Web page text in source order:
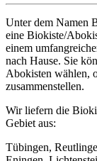
Unter dem Namen
eine Biokiste/
einem
nach Hause. Sie
Abokisten wählen,
zusammenstellen.
Wir liefern die
Gebiet aus:
Tübingen,